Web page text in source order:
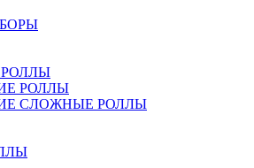
РОЛЛЫ
СЛОЖНЫЕ РОЛЛЫ